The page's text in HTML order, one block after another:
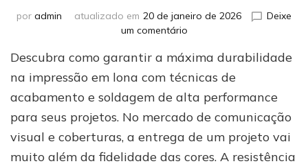
por admin atualizado em 20 de janeiro de 2026
Deixe
um comentárioem
em
lona:
melhores
técnicas
para
garantir
durabilidade
Descubra como garantir a máxima durabilidade
na impressão em lona com técnicas de
acabamento e soldagem de alta performance
para seus projetos. No mercado de comunicação
visual e coberturas, a entrega de um projeto vai
muito além da fidelidade das cores. A resistência